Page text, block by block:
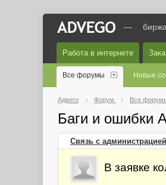
—
Работа в интернете
Все форумы Новые
Адвего Форум Все
Баги и ошибки
Связь с администрацией
В заявке